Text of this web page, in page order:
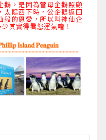
鵝，是因為當母企鵝照顧
太陽西下時，公企鵝返回
般的恩愛，所以叫神仙企
其實得看您運氣嚕！